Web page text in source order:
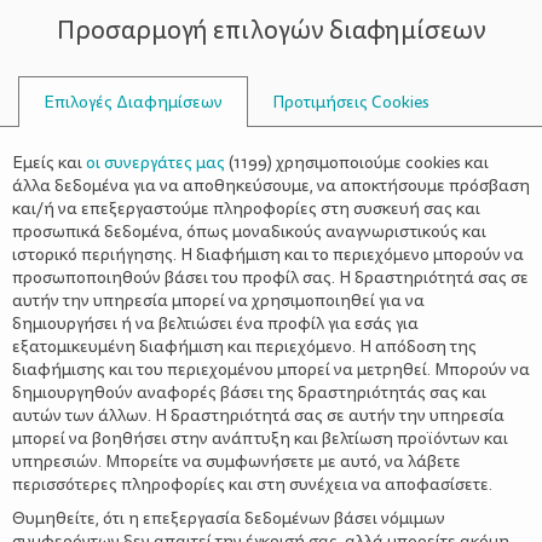
ΣΥΜΒΟΥΛΟΙ
ΟΙΚΟΓΈΝΕΙΑ>ΟΙΚΟΓΕΝΕΙΑΚΈΣ ΔΡΑΣΤΗΡΙΌΤΗΤΕΣ
Τα πάντα για το ποδήλατο – Η
καλύτερη τεχνική για ασφαλείς
τσάρκες
Προσαρμογή επιλογών διαφημίσεων
Επιλογές Διαφημίσεων Προτιμήσεις Cookies
Εμείς καιοι συνεργάτες μας (1199) χρησιμοποιούμε cookies και
άλλα δεδομένα για να αποθηκεύσουμε, να αποκτήσουμε πρόσβαση
και/ή να επεξεργαστούμε πληροφορίες στη συσκευή σας και
προσωπικά δεδομένα, όπως μοναδικούς αναγνωριστικούς και
ιστορικό περιήγησης. Η διαφήμιση και το περιεχόμενο μπορούν να
προσωποποιηθούν βάσει του προφίλ σας. Η δραστηριότητά σας σε
αυτήν την υπηρεσία μπορεί να χρησιμοποιηθεί για να
δημιουργήσει ή να βελτιώσει ένα προφίλ για εσάς για
εξατομικευμένη διαφήμιση και περιεχόμενο. Η απόδοση της
διαφήμισης και του περιεχομένου μπορεί να μετρηθεί. Μπορούν να
δημιουργηθούν αναφορές βάσει της δραστηριότητάς σας και
αυτών των άλλων. Η δραστηριότητά σας σε αυτήν την υπηρεσία
μπορεί να βοηθήσει στην ανάπτυξη και βελτίωση προϊόντων και
υπηρεσιών. Μπορείτε να συμφωνήσετε με αυτό, να λάβετε
περισσότερες πληροφορίες και στη συνέχεια να αποφασίσετε.
Θυμηθείτε, ότι η επεξεργασία δεδομένων βάσει νόμιμων